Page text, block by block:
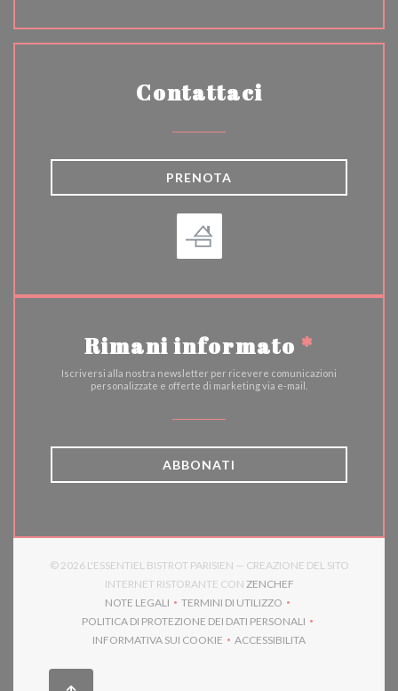
Contattaci
PRENOTA
Rimani informato *
Iscriversi alla nostra newsletter per ricevere comunicazioni
personalizzate e offerte di marketing via e-mail.
ABBONATI
© 2026 L'ESSENTIEL BISTROT PARISIEN — CREAZIONE DEL SITO
INTERNET RISTORANTE CON ZENCHEF((APRE UNA NUOVA
NOTE LEGALI
((APRE UNA NUOVA FINESTRA))
TERMINI DI UTILIZZO
((APRE UNA NUOVA FINESTRA))
POLITICA DI PROTEZIONE DEI DATI PERSONALI
((APRE UNA NUOVA FINESTRA))
INFORMATIVA SUI COOKIE
((APRE UNA NUOVA FINESTRA))
ACCESSIBILITA
((APRE UNA NUOVA